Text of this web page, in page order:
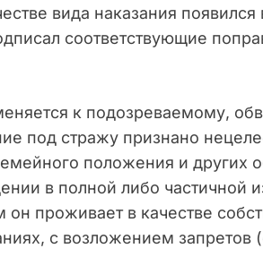
вида наказания появился
соответствующие
к подозреваемому,
под стражу признано
положения и других
в полной либо частичной
проживает в качестве
с возложением запретов